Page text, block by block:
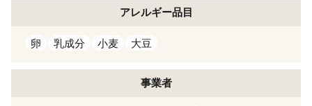
アレルギー品目
卵 乳成分 小麦 大豆
事業者